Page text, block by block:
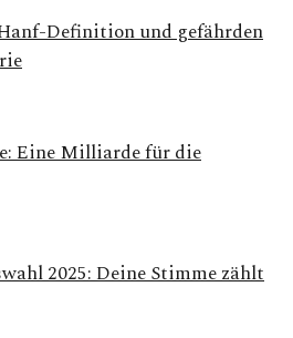
Definition und gefährden
Eine Milliarde für die
2025: Deine Stimme zählt